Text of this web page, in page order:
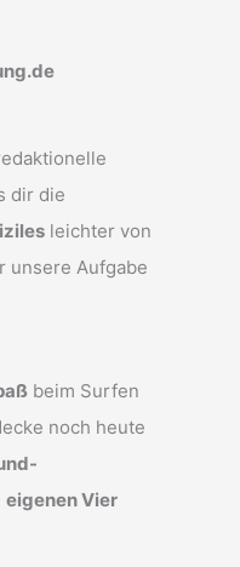
dir die
leichter von
unsere Aufgabe
beim Surfen
noch heute
eigenen Vier